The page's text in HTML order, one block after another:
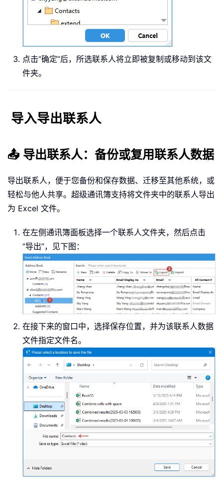
点击“确定”后，所选联系人将立即被复制或移动到该文
件夹。
导入导出联系人
📤 导出联系人：备份或复用联系人数据
导出联系人，便于您备份和保存数据、迁移至其他系统，或
轻松与他人共享。超级通讯簿支持将文件夹中的联系人导出
为 Excel 文件。
在左侧通讯簿面板选择一个联系人文件夹，然后点击
“导出”，见下图：
在接下来的窗口中，选择保存位置，并为该联系人数据
文件指定文件名。